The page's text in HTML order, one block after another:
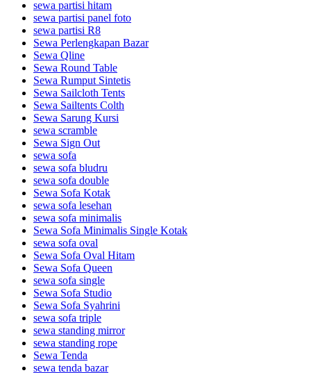
sewa partisi hitam
sewa partisi panel foto
sewa partisi R8
Sewa Perlengkapan Bazar
Sewa Qline
Sewa Round Table
Sewa Rumput Sintetis
Sewa Sailcloth Tents
Sewa Sailtents Colth
Sewa Sarung Kursi
sewa scramble
Sewa Sign Out
sewa sofa
sewa sofa bludru
sewa sofa double
Sewa Sofa Kotak
sewa sofa lesehan
sewa sofa minimalis
Sewa Sofa Minimalis Single Kotak
sewa sofa oval
Sewa Sofa Oval Hitam
Sewa Sofa Queen
sewa sofa single
Sewa Sofa Studio
Sewa Sofa Syahrini
sewa sofa triple
sewa standing mirror
sewa standing rope
Sewa Tenda
sewa tenda bazar